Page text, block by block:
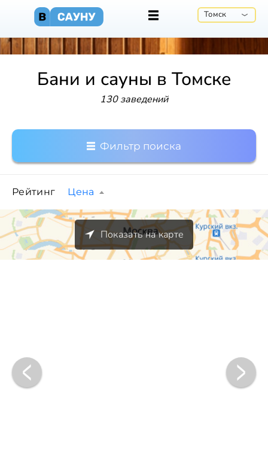
Томск
Бани и сауны в Томске
130 заведений
Фильтр поиска
Рейтинг Цена
Показать на карте